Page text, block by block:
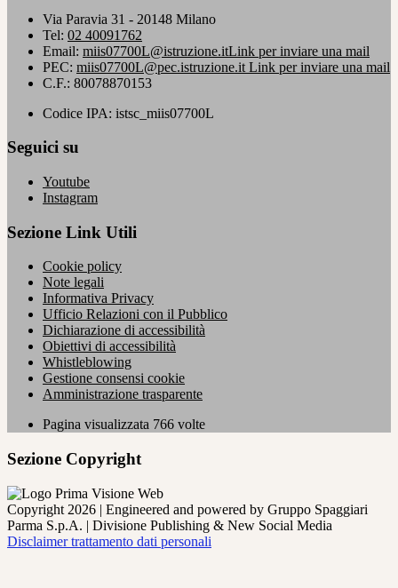
Via Paravia 31 - 20148 Milano
Tel: 02 40091762
Email: miis07700L@istruzione.itLink per inviare una mail
PEC: miis07700L@pec.istruzione.it Link per inviare una mail
C.F.: 80078870153
Codice IPA: istsc_miis07700L
Seguici su
Youtube
Instagram
Sezione Link Utili
Cookie policy
Note legali
Informativa Privacy
Ufficio Relazioni con il Pubblico
Dichiarazione di accessibilità
Obiettivi di accessibilità
Whistleblowing
Gestione consensi cookie
Amministrazione trasparente
Pagina visualizzata 766 volte
Sezione Copyright
Copyright 2026 | Engineered and powered by Gruppo Spaggiari
Parma S.p.A. | Divisione Publishing & New Social Media
Disclaimer trattamento dati personali